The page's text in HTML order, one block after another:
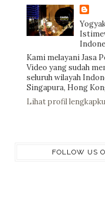
Kami melayani Jasa
Video yang sudah
seluruh wilayah
Singapura, Hong
Lihat profil lengkapku
FOLLOW US